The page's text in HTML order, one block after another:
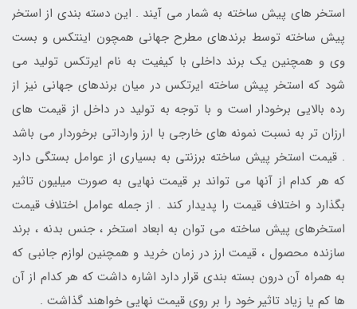
استخر های پیش ساخته به شمار می آیند . این دسته بندی از استخر
پیش ساخته توسط برندهای مطرح جهانی همچون اینتکس و بست
وی و همچنین یک برند داخلی با کیفیت به نام ایرتکس تولید می
شود که استخر پیش ساخته ایرتکس در میان برندهای جهانی نیز از
رده بالایی برخودار است و با توجه به تولید در داخل از قیمت های
ارزان تر به نسبت نمونه های خارجی با ارز وارداتی برخوردار می باشد
. قیمت استخر پیش ساخته برزنتی به بسیاری از عوامل بستگی دارد
که هر کدام از آنها می تواند بر قیمت نهایی به صورت میلیون تاثیر
بگذارد و اختلاف قیمت را پدیدار کند . از جمله عوامل اختلاف قیمت
استخرهای پیش ساخته می توان به ابعاد استخر ، جنس بدنه ، برند
سازنده محصول ، قیمت ارز در زمان خرید و همچنین لوازم جانبی که
به همراه آن درون بسته بندی قرار دارد اشاره داشت که هر کدام از آن
ها کم یا زیاد تاثیر خود را بر روی قیمت نهایی خواهند گذاشت .